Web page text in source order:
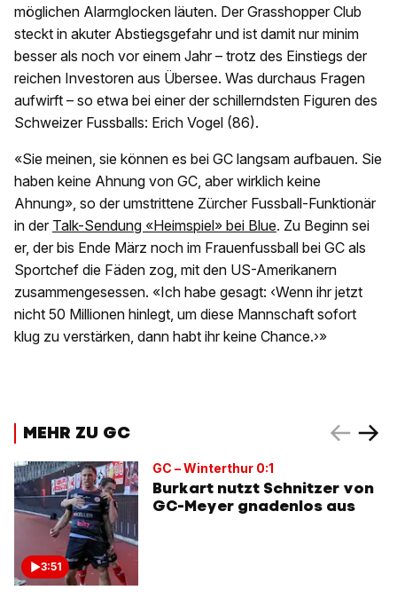
möglichen Alarmglocken läuten. Der Grasshopper Club
steckt in akuter Abstiegsgefahr und ist damit nur minim
besser als noch vor einem Jahr – trotz des Einstiegs der
reichen Investoren aus Übersee. Was durchaus Fragen
aufwirft – so etwa bei einer der schillerndsten Figuren des
Schweizer Fussballs: Erich Vogel (86).
«Sie meinen, sie können es bei GC langsam aufbauen. Sie
haben keine Ahnung von GC, aber wirklich keine
Ahnung», so der umstrittene Zürcher Fussball-Funktionär
in der Talk-Sendung «Heimspiel» bei Blue. Zu Beginn sei
er, der bis Ende März noch im Frauenfussball bei GC als
Sportchef die Fäden zog, mit den US-Amerikanern
zusammengesessen. «Ich habe gesagt: ‹Wenn ihr jetzt
nicht 50 Millionen hinlegt, um diese Mannschaft sofort
klug zu verstärken, dann habt ihr keine Chance.›»
MEHR ZU GC
3:51
GC – Winterthur 0:1
Burkart nutzt Schnitzer von
GC-Meyer gnadenlos aus